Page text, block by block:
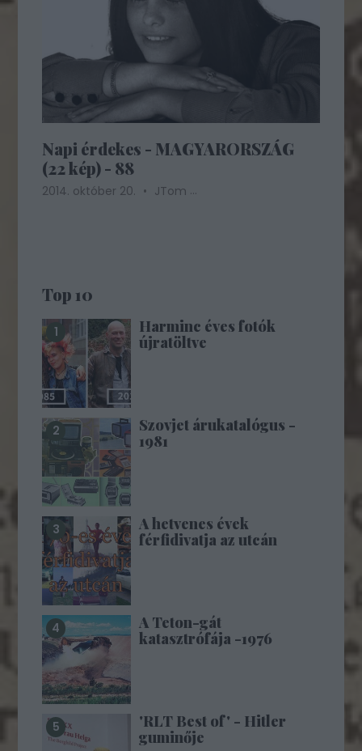
Napi érdekes - MAGYARORSZÁG
(22 kép) - 88
2014. október 20. JTom ...
Top 10
Harminc éves fotók
újratöltve
Szovjet árukatalógus -
1981
A hetvenes évek
férfidivatja az utcán
A Teton-gát
katasztrófája -1976
'RLT Best of' - Hitler
guminője